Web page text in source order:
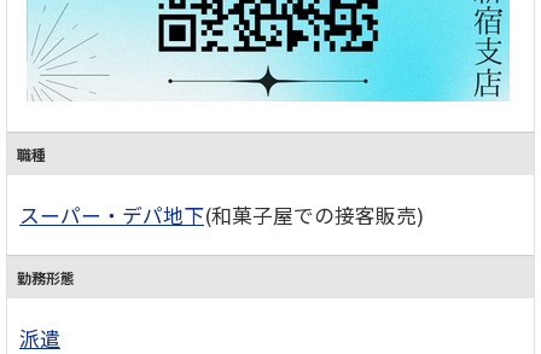
職種
スーパー・デパ地下(和菓子屋での接客販売)
勤務形態
派遣